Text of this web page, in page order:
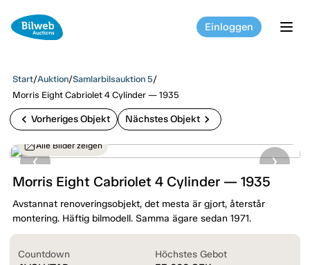
Einloggen
Start/Auktion/Samlarbilsauktion 5/
Morris Eight Cabriolet 4 Cylinder — 1935
chevron_left Vorheriges Objekt Nächstes Objekt chevron_right
Alle Bilder zeigen
Morris Eight Cabriolet 4 Cylinder — 1935
Avstannat renoveringsobjekt, det mesta är gjort, återstår
montering. Häftig bilmodell. Samma ägare sedan 1971.
Countdown Höchstes Gebot